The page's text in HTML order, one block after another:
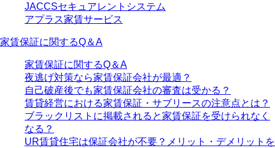
JACCSセキュアレントシステム
アプラス家賃サービス
家賃保証に関するQ＆A
家賃保証に関するQ＆A
夜逃げ対策なら家賃保証会社が最適？
自己破産後でも家賃保証会社の審査は受かる？
賃貸経営における家賃保証・サブリースの注意点とは？
ブラックリストに掲載されると家賃保証を受けられなく
なる？
UR賃貸住宅は保証会社が不要？メリット・デメリットを